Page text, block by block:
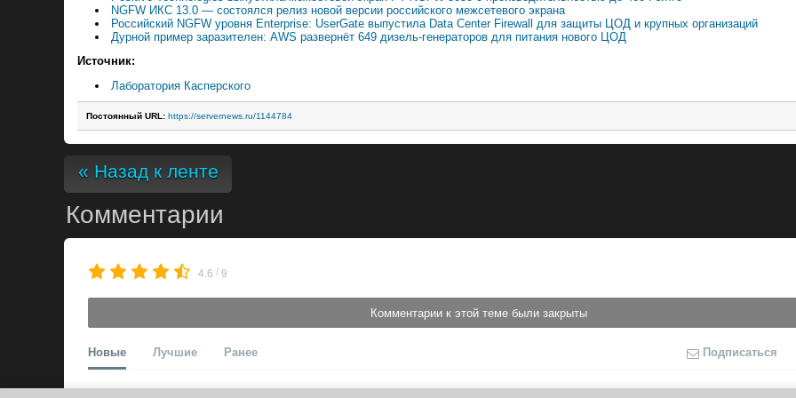
NGFW ИКС 13.0 — состоялся релиз новой версии российского межсетевого экрана
Российский NGFW уровня Enterprise: UserGate выпустила Data Center Firewall для защиты ЦОД и крупных организаций
Дурной пример заразителен: AWS развернёт 649 дизель-генераторов для питания нового ЦОД
Источник:
Лаборатория Касперского
Постоянный URL: https://servernews.ru/1144784
« Назад к ленте
Комментарии
4.6 /9
Комментарии к этой теме были закрыты
Новые Лучшие Ранее Подписаться